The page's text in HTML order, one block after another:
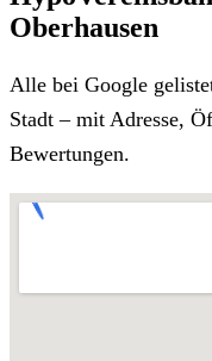
Oberhausen
Alle bei Google
Stadt – mit Adresse,
Bewertungen.